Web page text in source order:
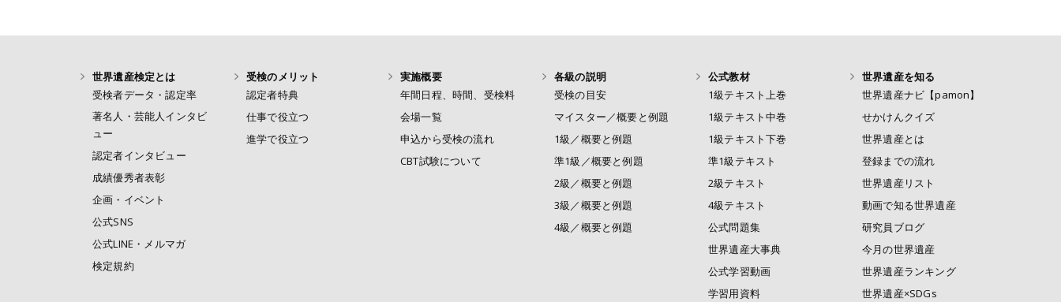
世界遺産検定とは
受検者データ・認定率
著名人・芸能人インタビ
ュー
認定者インタビュー
成績優秀者表彰
企画・イベント
公式SNS
公式LINE・メルマガ
検定規約
受検のメリット
認定者特典
仕事で役立つ
進学で役立つ
実施概要
年間日程、時間、受検料
会場一覧
申込から受検の流れ
CBT試験について
各級の説明
受検の目安
マイスター／概要と例題
1級／概要と例題
準1級／概要と例題
2級／概要と例題
3級／概要と例題
4級／概要と例題
公式教材
1級テキスト上巻
1級テキスト中巻
1級テキスト下巻
準1級テキスト
2級テキスト
4級テキスト
公式問題集
世界遺産大事典
公式学習動画
学習用資料
世界遺産を知る
世界遺産ナビ【pamon】
せかけんクイズ
世界遺産とは
登録までの流れ
世界遺産リスト
動画で知る世界遺産
研究員ブログ
今月の世界遺産
世界遺産ランキング
世界遺産×SDGs